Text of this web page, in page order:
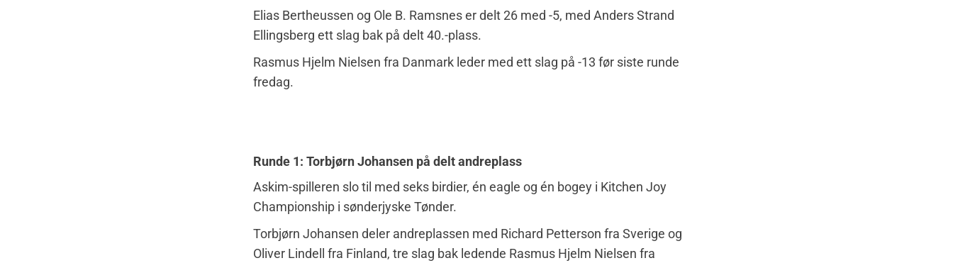
Elias Bertheussen og Ole B. Ramsnes er delt 26 med -5, med Anders Strand
Ellingsberg ett slag bak på delt 40.-plass.
Rasmus Hjelm Nielsen fra Danmark leder med ett slag på -13 før siste runde
fredag.
Runde 1: Torbjørn Johansen på delt andreplass
Askim-spilleren slo til med seks birdier, én eagle og én bogey i Kitchen Joy
Championship i sønderjyske Tønder.
Torbjørn Johansen deler andreplassen med Richard Petterson fra Sverige og
Oliver Lindell fra Finland, tre slag bak ledende Rasmus Hjelm Nielsen fra